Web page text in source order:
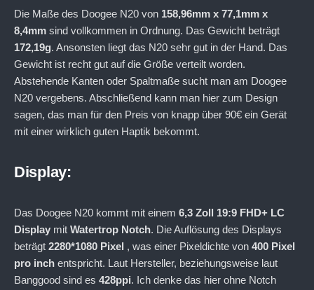
Die Maße des Doogee N20 von 158,96mm x 77,1mm x
8,4mm sind vollkommen in Ordnung. Das Gewicht beträgt
172,19g. Ansonsten liegt das N20 sehr gut in der Hand. Das
Gewicht ist recht gut auf die Größe verteilt worden.
Abstehende Kanten oder Spaltmaße sucht man am Doogee
N20 vergebens. Abschließend kann man hier zum Design
sagen, das man für den Preis von knapp über 90€ ein Gerät
mit einer wirklich guten Haptik bekommt.
Display:
Das Doogee N20 kommt mit einem 6,3 Zoll 19:9 FHD+ LC
Display mit Watertrop Notch. Die Auflösung des Displays
beträgt 2280*1080 Pixel , was einer Pixeldichte von 400 Pixel
pro inch entspricht. Laut Hersteller, beziehungsweise laut
Banggood sind es 428ppi. Ich denke das hier ohne Notch